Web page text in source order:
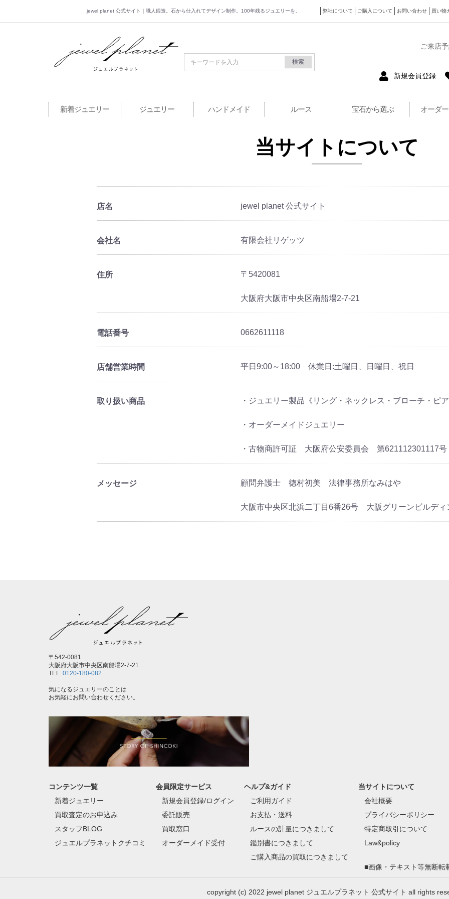
jewel planet 公式サイト｜職人鍛造。石から仕入れてデザイン制作。100年残るジュエリーを。 弊社について ご購入について お問い合わせ 買い物
jewel planet 公式サイト
検索
ご来店
新規会員登録
新着ジュエリー ジュエリー ハンドメイド ルース 宝石から選ぶ オーダ
当サイトについて
店名 jewel planet 公式サイト
会社名 有限会社リゲッツ
住所 〒5420081
大阪府大阪市中央区南船場2-7-21
電話番号 0662611118
店舗営業時間 平日9:00～18:00 休業日:土曜日、日曜日、祝日
取り扱い商品 ・ジュエリー製品《リング・ネックレス・ブローチ・ピ
・オーダーメイドジュエリー
・古物商許可証 大阪府公安委員会 第621112301117号
メッセージ 顧問弁護士 徳村初美 法律事務所なみはや
大阪市中央区北浜二丁目6番26号 大阪グリーンビルディ
〒542-0081
大阪府大阪市中央区南船場2-7-21
TEL: 0120-180-082
気になるジュエリーのことは
お気軽にお問い合わせください。
コンテンツ一覧
新着ジュエリー
買取査定のお申込み
スタッフBLOG
ジュエルプラネットクチコミ
会員限定サービス
新規会員登録/ログイン
委託販売
買取窓口
オーダーメイド受付
ヘルプ&ガイド
ご利用ガイド
お支払・送料
ルースの計量につきまして
鑑別書につきまして
ご購入商品の買取につきまして
当サイトについて
会社概要
プライバシーポリシー
特定商取引について
Law&policy
■画像・テキスト等無断転
copyright (c) 2022 jewel planet ジュエルプラネット 公式サイト all rights